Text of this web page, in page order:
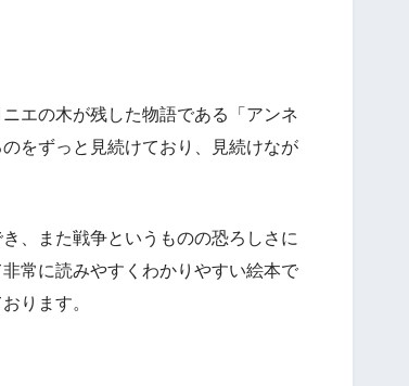
エの木が残した物語である「アンネ
をずっと見続けており、見続けなが
、また戦争というものの恐ろしさに
常に読みやすくわかりやすい絵本で
ります。